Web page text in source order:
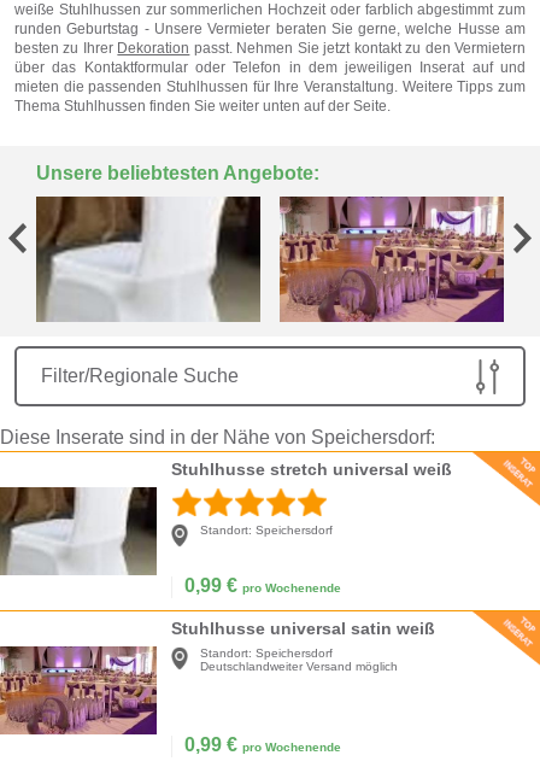
weiße Stuhlhussen zur sommerlichen Hochzeit oder farblich abgestimmt zum
runden Geburtstag - Unsere Vermieter beraten Sie gerne, welche Husse am
besten zu Ihrer Dekoration passt. Nehmen Sie jetzt kontakt zu den Vermietern
über das Kontaktformular oder Telefon in dem jeweiligen Inserat auf und
mieten die passenden Stuhlhussen für Ihre Veranstaltung. Weitere Tipps zum
Thema Stuhlhussen finden Sie weiter unten auf der Seite.
Unsere beliebtesten Angebote:
Filter/Regionale Suche
Diese Inserate sind in der Nähe von Speichersdorf:
Stuhlhusse stretch universal weiß
Standort: Speichersdorf
0,99 € pro Wochenende
Stuhlhusse universal satin weiß
Standort: Speichersdorf
Deutschlandweiter Versand möglich
0,99 € pro Wochenende